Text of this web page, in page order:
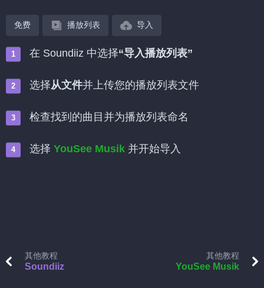
免费 播放列表 导入
在 Soundiiz 中选择“导入播放列表”
选择从文件并上传您的播放列表文件
检查找到的曲目并为播放列表命名
选择 YouSee Musik 并开始导入
其他教程
Soundiiz
其他教程
YouSee Musik